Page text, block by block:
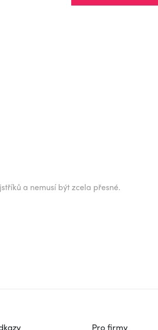
a nemusí být zcela přesné.
Pro firmy